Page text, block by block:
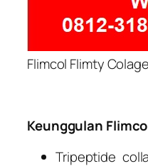
Flimcol Flimty
Keunggulan
Tripeptide